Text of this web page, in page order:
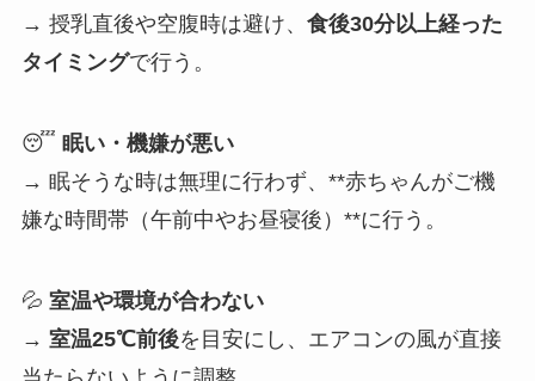
→ 授乳直後や空腹時は避け、 食後30分以上経った
タイミングで行う。
😴 眠い・機嫌が悪い
→ 眠そうな時は無理に行わず、**赤ちゃんがご機
嫌な時間帯（午前中やお昼寝後）**に行う。
💦 室温や環境が合わない
→ 室温25℃前後を目安にし、エアコンの風が直接